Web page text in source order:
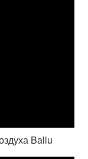
Ballu